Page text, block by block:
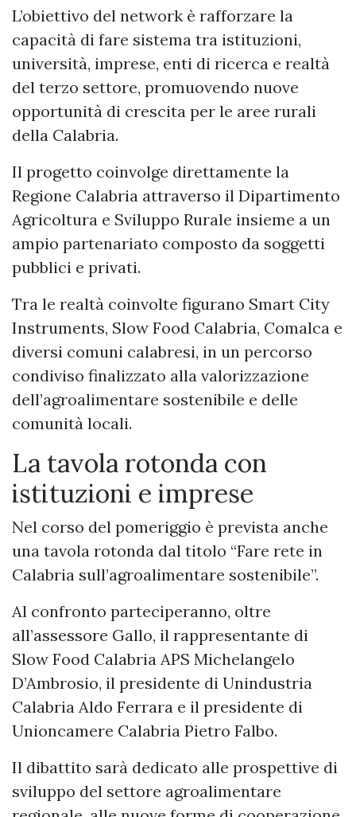
L’obiettivo del network è rafforzare la
capacità di fare sistema tra istituzioni,
università, imprese, enti di ricerca e realtà
del terzo settore, promuovendo nuove
opportunità di crescita per le aree rurali
della Calabria.
Il progetto coinvolge direttamente la
Regione Calabria attraverso il Dipartimento
Agricoltura e Sviluppo Rurale insieme a un
ampio partenariato composto da soggetti
pubblici e privati.
Tra le realtà coinvolte figurano Smart City
Instruments, Slow Food Calabria, Comalca e
diversi comuni calabresi, in un percorso
condiviso finalizzato alla valorizzazione
dell’agroalimentare sostenibile e delle
comunità locali.
La tavola rotonda con
istituzioni e imprese
Nel corso del pomeriggio è prevista anche
una tavola rotonda dal titolo “Fare rete in
Calabria sull’agroalimentare sostenibile”.
Al confronto parteciperanno, oltre
all’assessore Gallo, il rappresentante di
Slow Food Calabria APS Michelangelo
D’Ambrosio, il presidente di Unindustria
Calabria Aldo Ferrara e il presidente di
Unioncamere Calabria Pietro Falbo.
Il dibattito sarà dedicato alle prospettive di
sviluppo del settore agroalimentare